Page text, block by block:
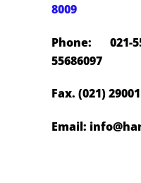
8009
Phone: 021-
55686097
Fax. (021)
Email: